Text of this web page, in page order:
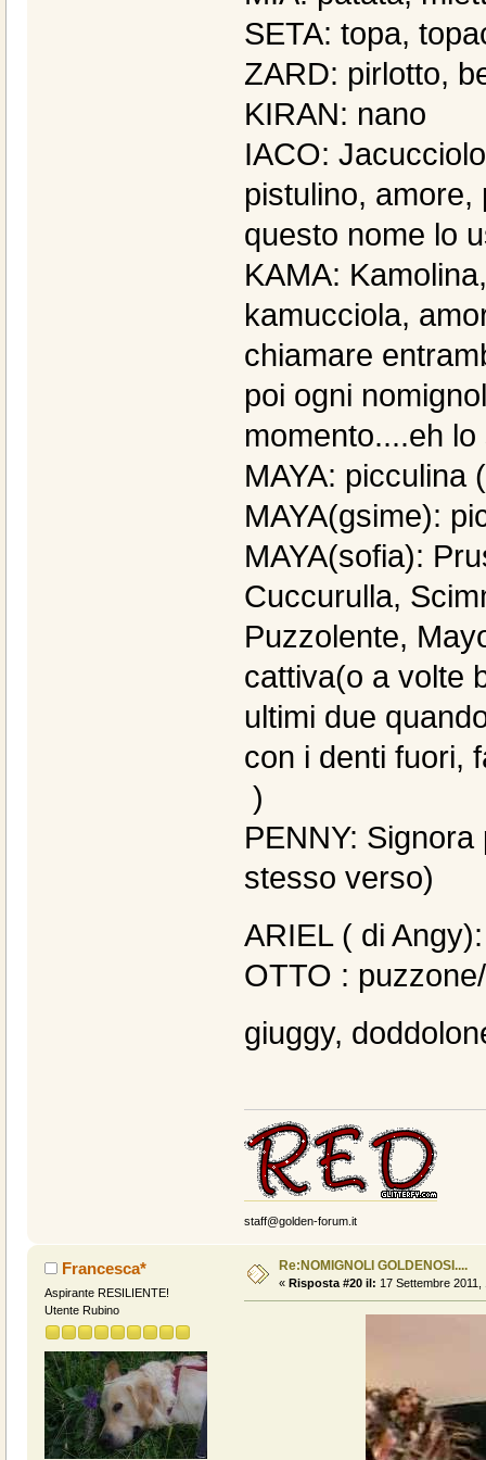
SETA: topa,
ZARD: pirlotto,
KIRAN: nano
IACO:
pistulino,
questo nome lo
KAMA:
kamucciola,
chiamare
poi ogni
momento....eh
MAYA: picculina
MAYA(gsime):
MAYA(sofia):
Cuccurulla,
Puzzolente,
cattiva(o a volte
ultimi due
con i denti fuori,
)
PENNY:
stesso verso)
ARIEL ( di
OTTO :
giuggy,
staff@golden-forum.it
Francesca*
Aspirante RESILIENTE!
Utente Rubino
Re:NOMIGNOLI GOLDENOSI....
« Risposta #20 il: 17 Settembre 2011,